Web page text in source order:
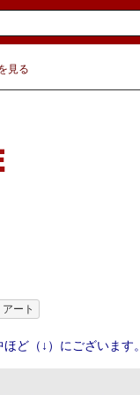
見る
アート
ど（↓）にございます。